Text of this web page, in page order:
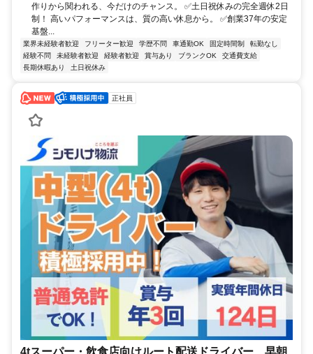
作りから関われる、今だけのチャンス。 ✅土日祝休みの完全週休2日
制！ 高いパフォーマンスは、質の高い休息から。 ✅創業37年の安定
基盤...
業界未経験者歓迎 フリーター歓迎 学歴不問 車通勤OK 固定時間制
転勤なし
経験不問
未経験者歓迎 経験者歓迎 賞与あり ブランクOK
交通費支給
長期休暇あり
土日祝休み
正社員
4tスーパー・飲食店向けルート配送ドライバー 早朝